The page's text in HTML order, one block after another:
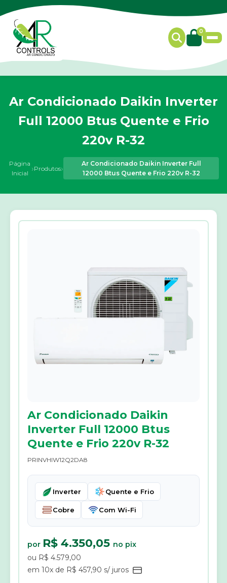
0
Ar Condicionado Daikin Inverter
Full 12000 Btus Quente e Frio
220v R-32
Página
Inicial ›Produtos›
Ar Condicionado Daikin Inverter Full
12000 Btus Quente e Frio 220v R-32
Ar Condicionado Daikin
Inverter Full 12000 Btus
Quente e Frio 220v R-32
PRINVHIW12Q2DA8
Inverter Quente e Frio
Cobre Com Wi-Fi
por R$ 4.350,05 no pix
ou R$ 4.579,00
em 10x de R$ 457,90 s/ juros